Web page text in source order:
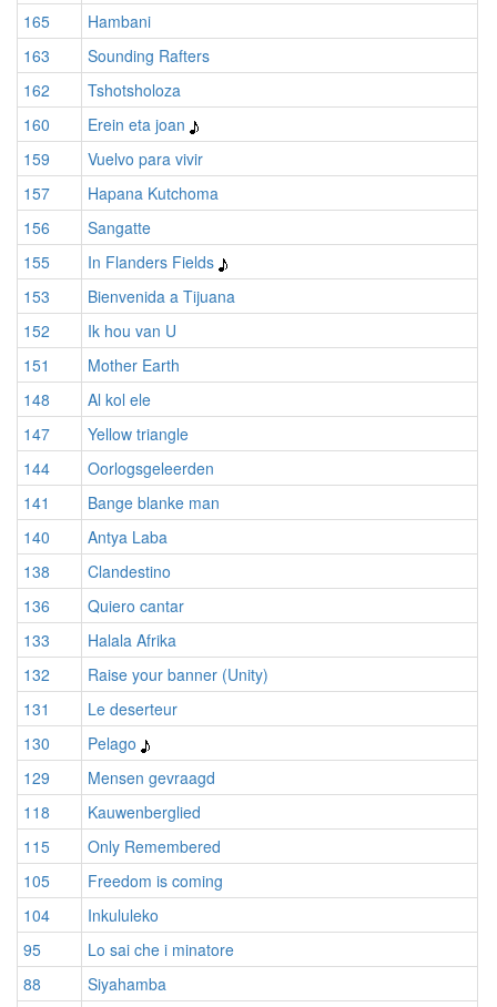
165
Hambani
163
Sounding Rafters
162
Tshotsholoza
160
Erein eta joan
159
Vuelvo para vivir
157
Hapana Kutchoma
156
Sangatte
155
In Flanders Fields
153
Bienvenida a Tijuana
152
Ik hou van U
151
Mother Earth
148
Al kol ele
147
Yellow triangle
144
Oorlogsgeleerden
141
Bange blanke man
140
Antya Laba
138
Clandestino
136
Quiero cantar
133
Halala Afrika
132
Raise your banner (Unity)
131
Le deserteur
130
Pelago
129
Mensen gevraagd
118
Kauwenberglied
115
Only Remembered
105
Freedom is coming
104
Inkululeko
95
Lo sai che i minatore
88
Siyahamba